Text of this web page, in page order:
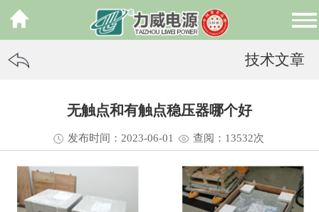
技术文章
无触点和有触点稳压器哪个好
发布时间：2023-06-01 查阅：13532次